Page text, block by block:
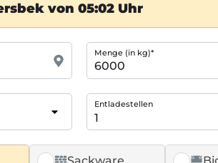
von 05:02 Uhr
Sackware
Menge (in kg)*
Entladestellen